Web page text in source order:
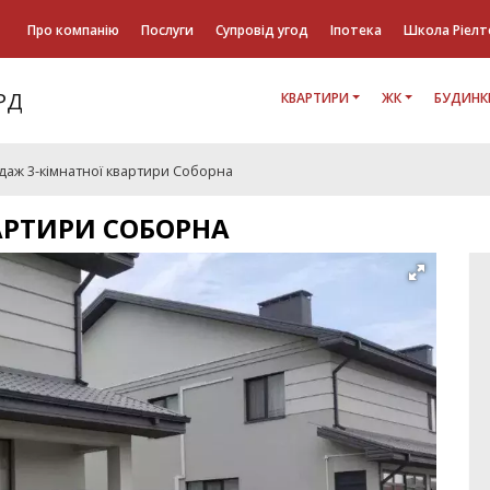
Про компанію Послуги Супровід угод Іпотека Школа
КВАРТИРИ ЖК
3-кімнатної квартири Соборна
СОБОРНА